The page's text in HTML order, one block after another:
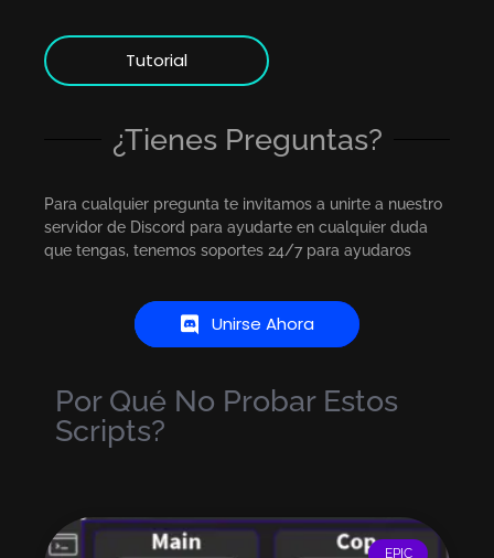
Tutorial
¿Tienes Preguntas?
Para cualquier pregunta te invitamos a unirte a nuestro
servidor de Discord para ayudarte en cualquier duda
que tengas, tenemos soportes 24/7 para ayudaros
Unirse Ahora
Por Qué No Probar Estos
Scripts?
EPIC